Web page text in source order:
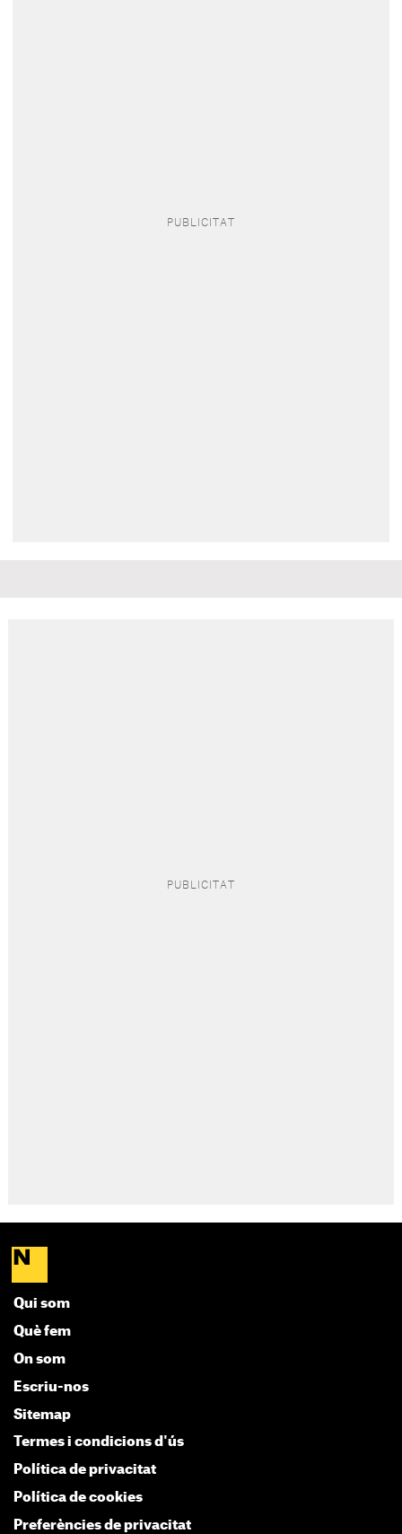
Qui som
Què fem
On som
Escriu-nos
Sitemap
Termes i condicions d'ús
Política de privacitat
Política de cookies
Preferències de privacitat